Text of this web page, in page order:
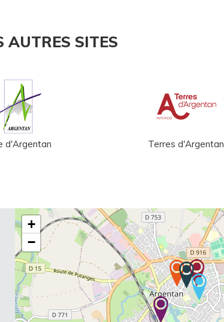
AUTRES SITES
d'Argentan Terres d'Argentan
+
−